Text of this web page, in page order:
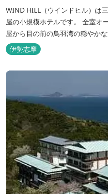
WIND HILL（ウインドヒル）は
屋の小規模ホテルです。 全室オ
屋から目の前の鳥羽湾の穏やか
ェックイン方式を採用している
クインが可能です。 食事提供や
伊勢志摩